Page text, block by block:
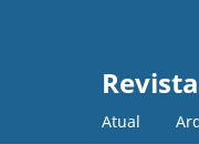
Atual